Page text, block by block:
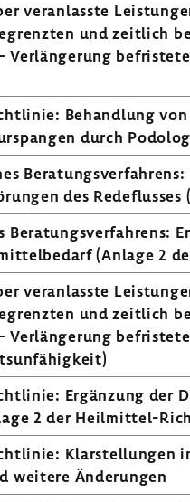
veran­lasste
und zeit­lich
Verlän­ge­rung
Behand­lung
durch
des Rede­flusses
Bera­tungs­ver­fah­rens:
(Anlage 2
veran­lasste
und zeit­lich
Verlän­ge­rung
Ergän­zung der
2 der Heilmittel-​
Klar­stel­lungen
weitere Ände­rungen